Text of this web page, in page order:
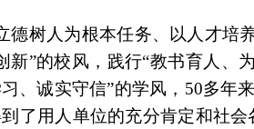
德树人为根本任务、以人才培
新”的校风，践行“教书育人、
、诚实守信”的学风，50多年
了用人单位的充分肯定和社